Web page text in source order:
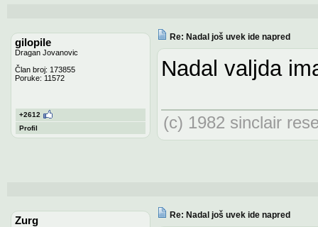
gilopile
Dragan Jovanovic
Član broj: 173855
Poruke: 11572
+2612
Profil
Re: Nadal još uvek ide napred
Nadal valjda
(c) 1982 sinclair
Zurg
Re: Nadal još uvek ide napred